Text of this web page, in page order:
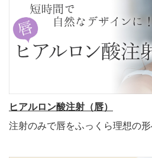
ヒアルロン酸注射（唇）
注射のみで唇をふっくら理想の形